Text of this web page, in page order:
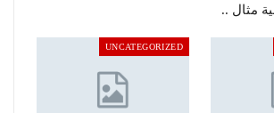
مثال ..
UNCATEGORIZED